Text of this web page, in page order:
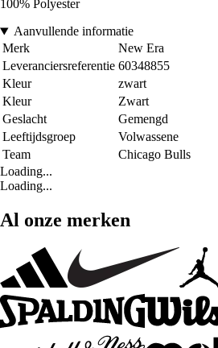
100% Polyester
Aanvullende informatie
Merk
New Era
Leveranciersreferentie 60348855
Kleur
zwart
Kleur
Zwart
Geslacht
Gemengd
Leeftijdsgroep
Volwassene
Team
Chicago Bulls
Loading...
Loading...
Al onze merken